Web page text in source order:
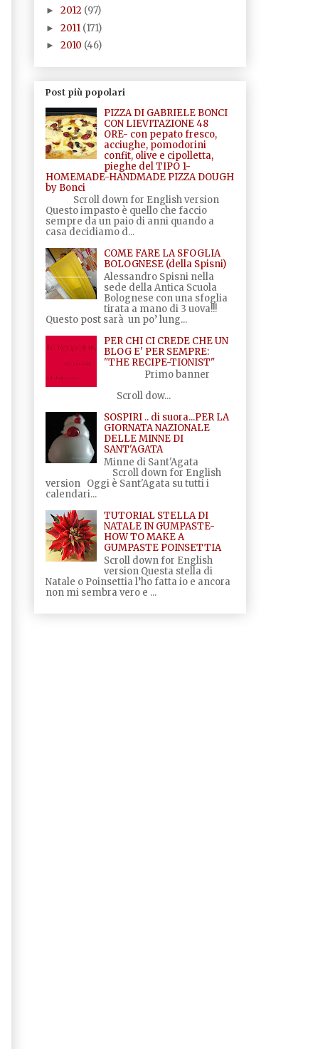
► 2012 (97)
► 2011 (171)
► 2010 (46)
Post più popolari
PIZZA DI GABRIELE BONCI
CON LIEVITAZIONE 48
ORE- con pepato fresco,
acciughe, pomodorini
confit, olive e cipolletta,
pieghe del TIPO 1-
HOMEMADE-HANDMADE PIZZA DOUGH
by Bonci
Scroll down for English version
Questo impasto è quello che faccio
sempre da un paio di anni quando a
casa decidiamo d...
COME FARE LA SFOGLIA
BOLOGNESE (della Spisni)
Alessandro Spisni nella
sede della Antica Scuola
Bolognese con una sfoglia
tirata a mano di 3 uova!!!
Questo post sarà un po’ lung...
PER CHI CI CREDE CHE UN
BLOG E' PER SEMPRE:
"THE RECIPE-TIONIST"
Primo banner
Scroll dow...
SOSPIRI .. di suora...PER LA
GIORNATA NAZIONALE
DELLE MINNE DI
SANT'AGATA
Minne di Sant'Agata
Scroll down for English
version Oggi è Sant'Agata su tutti i
calendari...
TUTORIAL STELLA DI
NATALE IN GUMPASTE-
HOW TO MAKE A
GUMPASTE POINSETTIA
Scroll down for English
version Questa stella di
Natale o Poinsettia l’ho fatta io e ancora
non mi sembra vero e ...